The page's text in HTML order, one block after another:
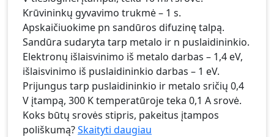
Krūvininkų gyvavimo trukmė – 1 s.
Apskaičiuokime pn sandūros difuzinę talpą.
Sandūra sudaryta tarp metalo ir n puslaidininkio.
Elektronų išlaisvinimo iš metalo darbas – 1,4 eV,
išlaisvinimo iš puslaidininkio darbas – 1 eV.
Prijungus tarp puslaidininkio ir metalo sričių 0,4
V įtampą, 300 K temperatūroje teka 0,1 A srovė.
Koks būtų srovės stipris, pakeitus įtampos
poliškumą?Skaityti daugiau